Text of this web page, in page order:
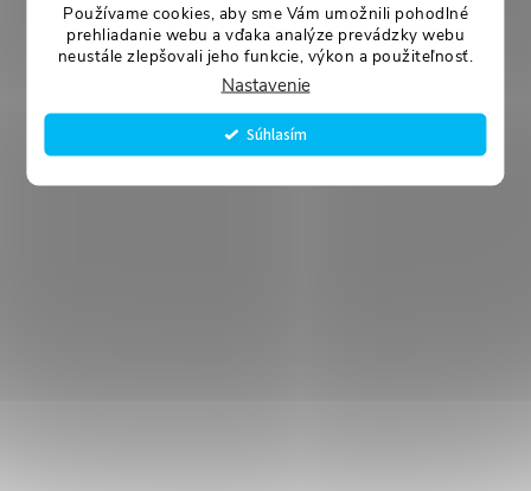
Používame cookies, aby sme Vám umožnili pohodlné
prehliadanie webu a vďaka analýze prevádzky webu
neustále zlepšovali jeho funkcie, výkon a použiteľnosť.
Nastavenie
Súhlasím